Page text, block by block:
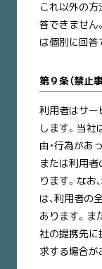
これ以外の方
答できません
は個別に回答
第９条（禁止事
利用者はサー
します。当社
由・行為があ
または利用
ります。なお
は、利用者の
あります。ま
社の提携先に
求する場合が